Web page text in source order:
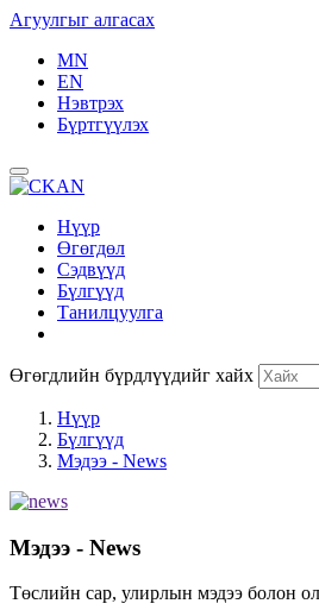
Агуулгыг алгасах
MN
EN
Нэвтрэх
Бүртгүүлэх
Нүүр
Өгөгдөл
Сэдвүүд
Бүлгүүд
Танилцуулга
Өгөгдлийн бүрдлүүдийг хайх
Нүүр
Бүлгүүд
Мэдээ - News
Мэдээ - News
Төслийн сар, улирлын мэдээ болон